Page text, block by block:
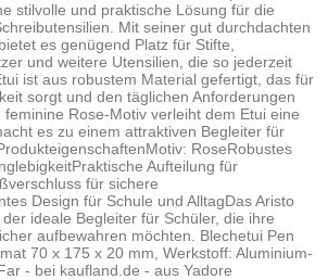
stilvolle und praktische Lösung für die
Mit seiner gut durchdachten
es genügend Platz für Stifte,
und weitere Utensilien, die so jederzeit
ist aus robustem Material gefertigt, das für
sorgt und den täglichen Anforderungen
Rose-Motiv verleiht dem Etui eine
es zu einem attraktiven Begleiter für
RoseRobustes
Aufteilung für
für sichere
Design für Schule und AlltagDas Aristo
ideale Begleiter für Schüler, die ihre
aufbewahren möchten. Blechetui Pen
70 x 175 x 20 mm, Werkstoff: Aluminium-
- bei kaufland.de - aus Yadore